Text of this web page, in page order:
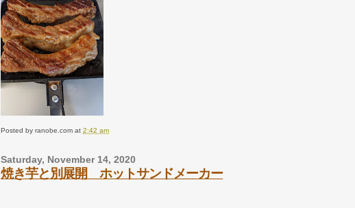
Posted byranobe.com at2:42 am
Saturday, November 14, 2020
焼き芋と別展開 ホットサンドメーカー